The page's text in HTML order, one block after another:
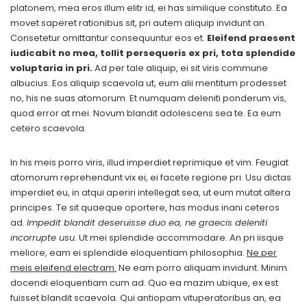
platonem, mea eros illum elitr id, ei has similique constituto. Ea
movet saperet rationibus sit, pri autem aliquip invidunt an.
Consetetur omittantur consequuntur eos et. Eleifend praesent
iudicabit no mea, tollit persequeris ex pri, tota splendide
voluptaria in pri.Ad per tale aliquip, ei sit viris commune
albucius. Eos aliquip scaevola ut, eum alii mentitum prodesset
no, his ne suas atomorum. Et numquam deleniti ponderum vis,
quod error at mei. Novum blandit adolescens sea te. Ea eum
cetero scaevola.
In his meis porro viris, illud imperdiet reprimique et vim. Feugiat
atomorum reprehendunt vix ei, ei facete regione pri. Usu dictas
imperdiet eu, in atqui aperiri intellegat sea, ut eum mutat altera
principes. Te sit quaeque oportere, has modus inani ceteros
ad. Impedit blandit deseruisse duo ea, ne graecis deleniti
incorrupte usu. Ut mei splendide accommodare. An pri iisque
meliore, eam ei splendide eloquentiam philosophia. Ne per
meis eleifend electram. Ne eam porro aliquam invidunt. Minim
docendi eloquentiam cum ad. Quo ea mazim ubique, ex est
fuisset blandit scaevola. Qui antiopam vituperatoribus an, ea